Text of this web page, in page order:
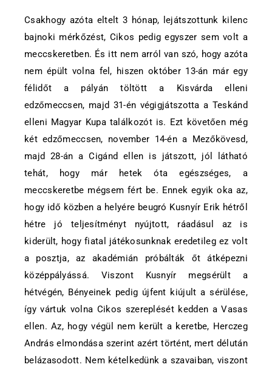
Csakhogy azóta eltelt 3 hónap, lejátszottunk kilenc
bajnoki mérkőzést, Cikos pedig egyszer sem volt a
meccskeretben. És itt nem arról van szó, hogy azóta
nem épült volna fel, hiszen október 13-án már egy
félidőt a pályán töltött a Kisvárda elleni
edzőmeccsen, majd 31-én végigjátszotta a Teskánd
elleni Magyar Kupa találkozót is. Ezt követően még
két edzőmeccsen, november 14-én a Mezőkövesd,
majd 28-án a Cigánd ellen is játszott, jól látható
tehát, hogy már hetek óta egészséges, a
meccskeretbe mégsem fért be. Ennek egyik oka az,
hogy idő közben a helyére beugró Kusnyír Erik hétről
hétre jó teljesítményt nyújtott, ráadásul az is
kiderült, hogy fiatal játékosunknak eredetileg ez volt
a posztja, az akadémián próbálták őt átképezni
középpályássá. Viszont Kusnyír megsérült a
hétvégén, Bényeinek pedig újfent kiújult a sérülése,
így vártuk volna Cikos szereplését kedden a Vasas
ellen. Az, hogy végül nem került a keretbe, Herczeg
András elmondása szerint azért történt, mert délután
belázasodott. Nem kételkedünk a szavaiban, viszont